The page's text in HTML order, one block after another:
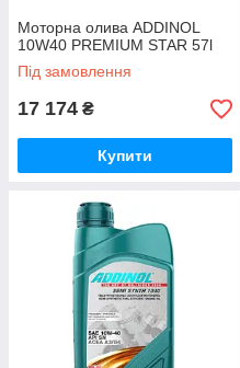
Моторна олива ADDINOL
10W40 PREMIUM STAR 57l
Під замовлення
17 174 ₴
Купити